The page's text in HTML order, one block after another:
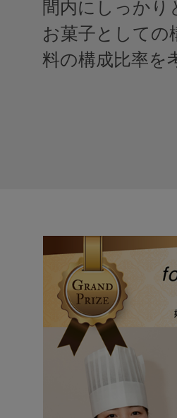
間内にしっかり
お菓子としての
料の構成比率を